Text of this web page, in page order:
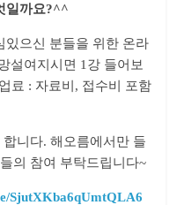
일까요?^^
있으신 분들을 위한 온라
설여지시면 1강 들어보
료 : 자료비, 접수비 포함
니다. 해오름에서만 들
의 참여 부탁드립니다~
SjutXKba6qUmtQLA6